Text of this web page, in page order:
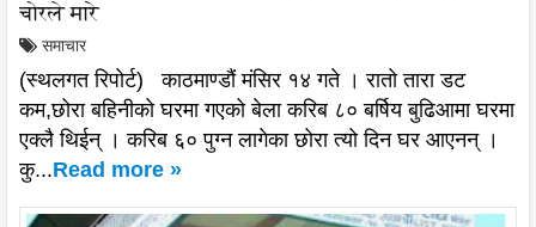
चोरले मारे
समाचार
(स्थलगत रिपोर्ट) काठमाण्डौं मंसिर १४ गते । रातो तारा डट
कम,छोरा बहिनीको घरमा गएको बेला करिब ८० बर्षिय बुढिआमा घरमा
एक्लै थिईन् । करिब ६० पुग्न लागेका छोरा त्यो दिन घर आएनन् ।
कु...Read more »